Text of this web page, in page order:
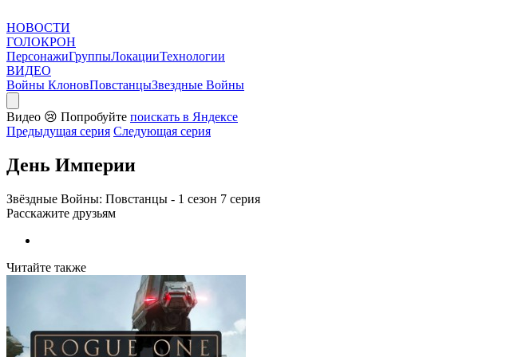
НОВОСТИ
ГОЛОКРОН
ПерсонажиГруппыЛокацииТехнологии
ВИДЕО
Войны КлоновПовстанцыЗвездные Войны
Видео 😢 Попробуйте поискать в Яндексе
Предыдущая серия Следующая серия
День Империи
Звёздные Войны: Повстанцы - 1 сезон 7 серия
Расскажите друзьям
Читайте также